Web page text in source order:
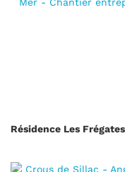
Résidence Les